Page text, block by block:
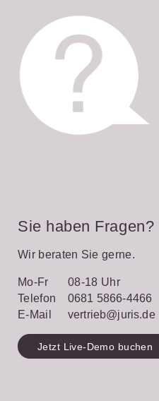
Sie haben Fragen?
Wir beraten Sie gerne.
Mo-Fr
08-18 Uhr
Telefon
0681 5866-4466
E-Mail
vertrieb@juris.de
Jetzt Live-Demo buchen